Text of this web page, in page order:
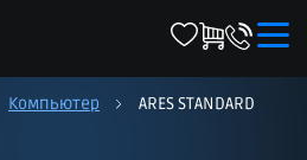
Компьютер ARES STANDARD